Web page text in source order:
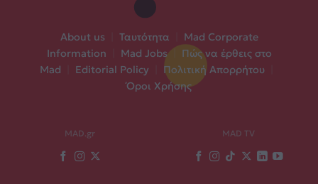
About us Ταυτότητα
Mad Corporate
Information
Mad Jobs
Πώς να έρθεις στο
Mad
Editorial Policy Πολιτική Απορρήτου
Όροι Χρήσης
MAD.gr MAD TV